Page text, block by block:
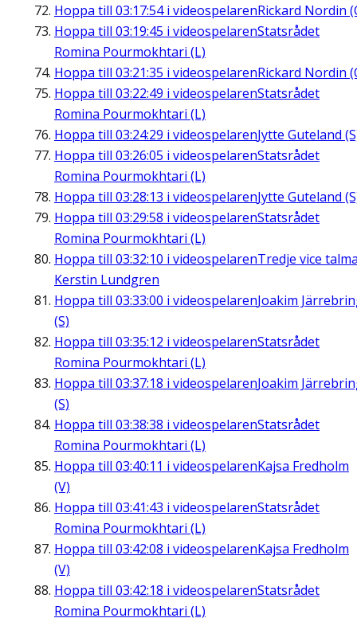
Hoppa till 03:17:54i videospelarenRickard Nordin
Hoppa till 03:19:45 i videospelarenStatsrådet
Romina Pourmokhtari (L)
Hoppa till 03:21:35 i videospelarenRickard Nordin
Hoppa till 03:22:49 i videospelarenStatsrådet
Romina Pourmokhtari (L)
Hoppa till 03:24:29 i videospelarenJytte Guteland
Hoppa till 03:26:05 i videospelarenStatsrådet
Romina Pourmokhtari (L)
Hoppa till 03:28:13 i videospelarenJytte Guteland
Hoppa till 03:29:58 i videospelarenStatsrådet
Romina Pourmokhtari (L)
Hoppa till 03:32:10 i videospelarenTredje vice
Kerstin Lundgren
Hoppa till 03:33:00 i videospelarenJoakim
(S)
Hoppa till 03:35:12 i videospelarenStatsrådet
Romina Pourmokhtari (L)
Hoppa till 03:37:18 i videospelarenJoakim
(S)
Hoppa till 03:38:38 i videospelarenStatsrådet
Romina Pourmokhtari (L)
Hoppa till 03:40:11 i videospelarenKajsa Fredholm
(V)
Hoppa till 03:41:43 i videospelarenStatsrådet
Romina Pourmokhtari (L)
Hoppa till 03:42:08 i videospelarenKajsa Fredholm
(V)
Hoppa till 03:42:18 i videospelarenStatsrådet
Romina Pourmokhtari (L)